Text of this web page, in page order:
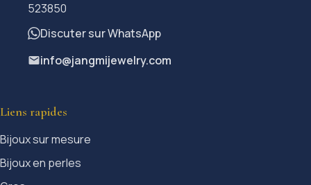
523850
Discuter sur WhatsApp
info@jangmijewelry.com
Liens rapides
Bijoux sur mesure
Bijoux en perles